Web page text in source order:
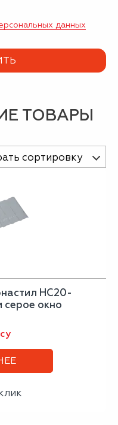
данных
ТОВАРЫ
сортировку
НС20-
серое окно